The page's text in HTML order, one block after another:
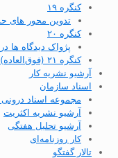
کنگره ۱۹
تدوین محور های
کنگره ۲۰
پژواک دیدگاه ها
کنگره ۲۱ (فوق‌العاده)
آرشیو نشریه کار
اسناد سازمان
مجموعه اسناد
آرشیو نشریه اکثریت
آرشیو تحلیل هفتگی
کار روزنامه‌ای
تالار گفتگو